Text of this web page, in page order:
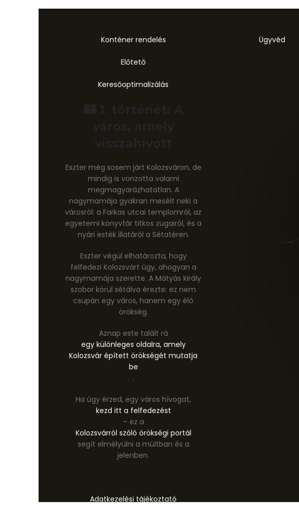
Konténer rendelés
Előtető
Keresőoptimalizálás
Eszter még sosem járt Kolozsváron, de
mindig is vonzotta valami
megmagyarázhatatlan. A
nagymamája gyakran mesélt neki a
városról: a Farkas utcai templomról, az
egyetemi könyvtár titkos zugairól, és a
nyári esték illatáról a Sétatéren.
Eszter végül elhatározta, hogy
felfedezi Kolozsvárt úgy, ahogyan a
nagymamája szerette. A Mátyás király
szobor körül sétálva érezte: ez nem
csupán egy város, hanem egy élő
örökség.
Aznap este talált rá
egy különleges oldalra, amely
Kolozsvár épített örökségét mutatja
be
.
Ha úgy érzed, egy város hívogat,
kezd itt a felfedezést
– ez a
Kolozsvárról szóló örökségi portál
segít elmélyülni a múltban és a
jelenben.
Adatkezelési tájékoztató
Ügyvéd